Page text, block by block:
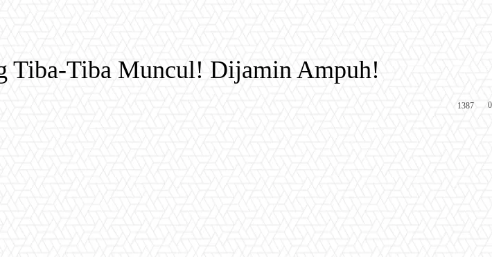
Tiba-Tiba Muncul! Dijamin Ampuh!
0
1387